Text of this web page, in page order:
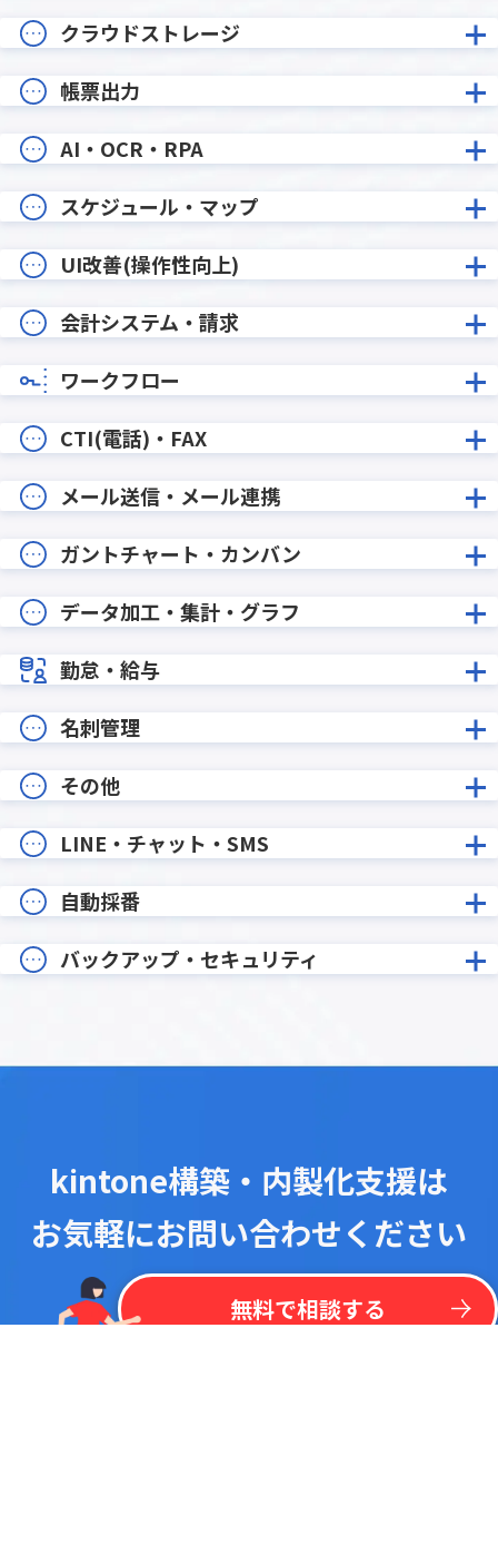
クラウドストレージ
帳票出力
AI・OCR・RPA
スケジュール・マップ
UI改善(操作性向上)
会計システム・請求
ワークフロー
CTI(電話)・FAX
メール送信・メール連携
ガントチャート・カンバン
データ加工・集計・グラフ
勤怠・給与
名刺管理
その他
LINE・チャット・SMS
自動採番
バックアップ・セキュリティ
kintone構築・内製化支援は
お気軽にお問い合わせください
無料で相談する
今なら
最 新リス トを 一括 掲載！
kintone
プラグイン ト